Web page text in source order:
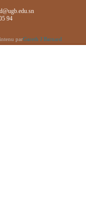
94
parGareth J Barnard